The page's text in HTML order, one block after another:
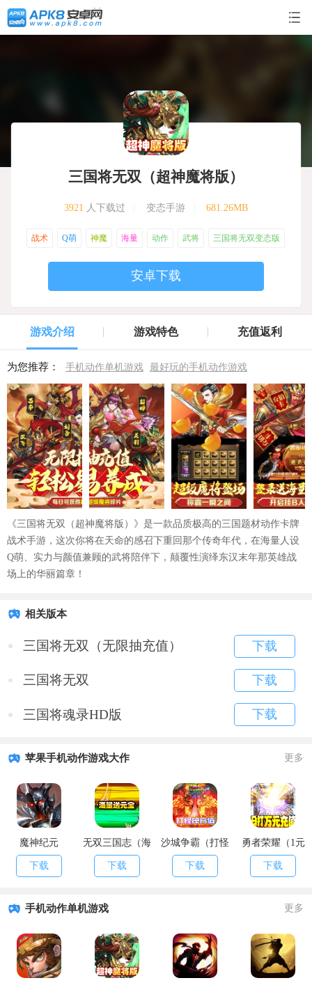
三国将无双（超神魔将版）
3921 人下载过 变态手游 681.26MB
战术 Q萌 神魔 海量 动作 武将 三国将无双变态版
安卓下载
游戏介绍 游戏特色 充值返利
为您推荐： 手机动作单机游戏 最好玩的手机动作游戏
《三国将无双（超神魔将版）》是一款品质极高的三国题材动作卡牌
战术手游，这次你将在天命的感召下重回那个传奇年代，在海量人设
Q萌、实力与颜值兼顾的武将陪伴下，颠覆性演绎东汉末年那英雄战
场上的华丽篇章！
相关版本
三国将无双（无限抽充值） 下载
三国将无双 下载
三国将魂录HD版 下载
苹果手机动作游戏大作 更多
魔神纪元
下载
无双三国志（海
量送元宝）
下载
沙城争霸（打怪
掉充值）
下载
勇者荣耀（1元
商城特权）
下载
手机动作单机游戏 更多